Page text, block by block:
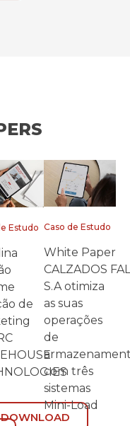
Estudo
de
DOWNLOAD
Caso de Estudo
White Paper
CALZADOS FAL
S.A otimiza
as suas
operações
de
com três
sistemas
Mini-Load